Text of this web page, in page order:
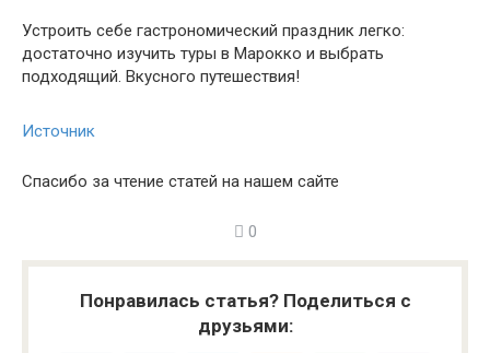
Устроить себе гастрономический праздник легко:
достаточно изучить туры в Марокко и выбрать
подходящий. Вкусного путешествия!
Источник
Спасибо за чтение статей на нашем сайте
0
Понравилась статья? Поделиться с
друзьями: